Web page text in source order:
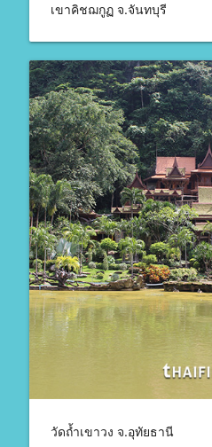
เขาคิชฌกูฏ จ.จันทบุรี
วัดถ้ำเขาวง จ.อุทัยธานี